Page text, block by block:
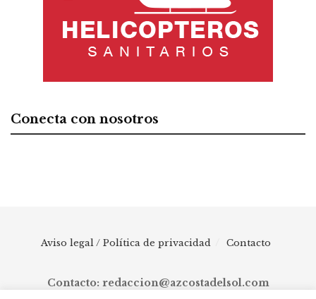
Conecta con nosotros
Aviso legal / Política de privacidad Contacto
Contacto: redaccion@azcostadelsol.com